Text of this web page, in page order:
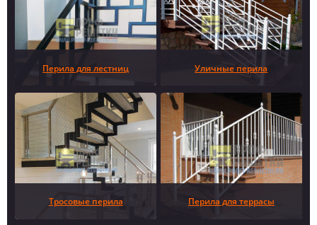
Перила для лестниц Уличные перила
Тросовые перила Перила для террасы